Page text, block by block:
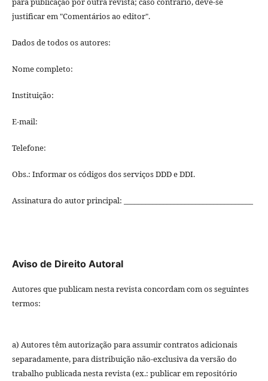
justificar em "Comentários ao editor".
Dados de todos os autores:
Nome completo:
Instituição:
E-mail:
Telefone:
Obs.: Informar os códigos dos serviços DDD e DDI.
Assinatura do autor principal: ____________________________________
Aviso de Direito Autoral
Autores que publicam nesta revista concordam com os seguintes
termos:
a) Autores têm autorização para assumir contratos adicionais
separadamente, para distribuição não-exclusiva da versão do
trabalho publicada nesta revista (ex.: publicar em repositório